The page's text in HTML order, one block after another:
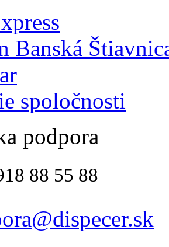
Banská
spoločnosti
podpora
88 55 88